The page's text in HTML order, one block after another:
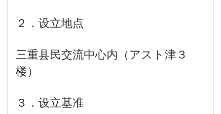
２．设立地点
三重县民交流中心内（アスト津３
楼）
３．设立基准